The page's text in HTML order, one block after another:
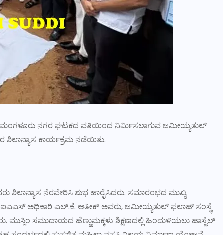
ನಗರ ಘಟಕದ ವತಿಯಿಂದ ನಿರ್ಮಿಸಲಾಗುವ ಜಮೀಯ್ಯತುಲ್
ಶಿಲಾನ್ಯಾಸ ಕಾರ್ಯಕ್ರಮ ನಡೆಯಿತು.
ಶಿಲಾನ್ಯಾಸ ನೆರವೇರಿಸಿ ಶುಭ ಹಾರೈಸಿದರು. ಸಮಾರಂಭದ ಮುಖ್ಯ
ಐಎಎಸ್ ಅಧಿಕಾರಿ ಎಲ್.ಕೆ. ಅತೀಕ್ ಅವರು, ಜಮೀಯ್ಯತುಲ್ ಫಲಾಹ್ ಸಂಸ್ಥೆ
ಮುಸ್ಲಿಂ ಸಮುದಾಯದ ಹೆಣ್ಣುಮಕ್ಕಳು ಶಿಕ್ಷಣದಲ್ಲಿ ಹಿಂದುಳಿಯಲು ಹಾಸ್ಟೆಲ್